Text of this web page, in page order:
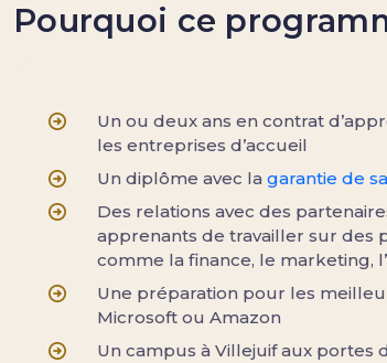
Pourquoi ce
Un ou deux ans en contrat
les entreprises d’accueil
Un diplôme avec la garantie de
Des relations avec des
apprenants de travailler sur des
comme la finance, le marketing,
Une préparation pour les
Microsoft ou Amazon
Un campus à Villejuif aux portes